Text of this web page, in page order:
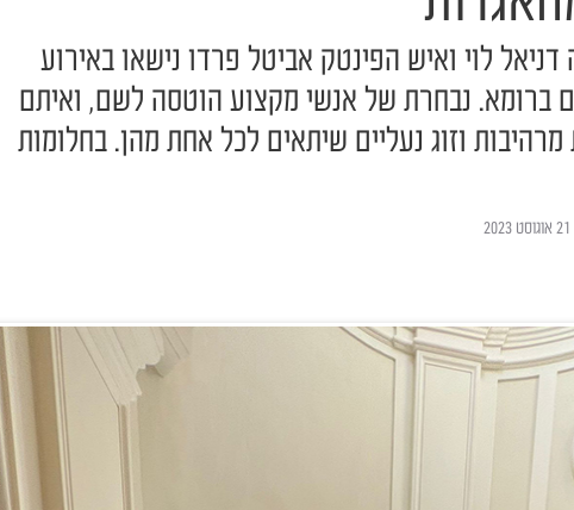
דניאל לוי ואיש הפינטק אביטל פרדו נישאו באירוע
ברומא. נבחרת של אנשי מקצוע הוטסה לשם, ואיתם
וזוג נעליים שיתאים לכל אחת מהן. בחלומות